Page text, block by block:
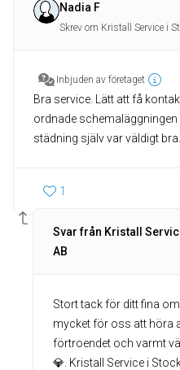
Nadia F
Skrev om Kristall Service i
Inbjuden av företaget
Bra service. Lätt att få
ordnade
städning själv var väldigt bra.
1
Svar från Kristall
AB
Stort tack för ditt fina
mycket för oss att höra
förtroendet och varmt
💎. Kristall Service i